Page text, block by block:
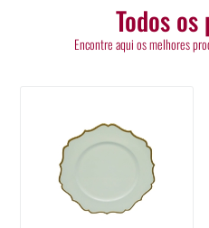
Todos
Encontre aqui os melhores